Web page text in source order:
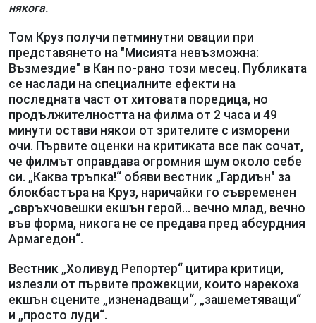
някога.
Том Круз получи петминутни овации при
представянето на "Мисията невъзможна:
Възмездие" в Кан по-рано този месец. Публиката
се наслади на специалните ефекти на
последната част от хитовата поредица, но
продължителността на филма от 2 часа и 49
минути остави някои от зрителите с изморени
очи. Първите оценки на критиката все пак сочат,
че филмът оправдава огромния шум около себе
си. „Каква тръпка!“ обяви вестник „Гардиън" за
блокбастъра на Круз, наричайки го съвременен
„свръхчовешки екшън герой... вечно млад, вечно
във форма, никога не се предава пред абсурдния
Армагедон“.
Вестник „Холивуд Репортер“ цитира критици,
излезли от първите прожекции, които нарекоха
екшън сцените „изненадващи“, „зашеметяващи“
и „просто луди“.